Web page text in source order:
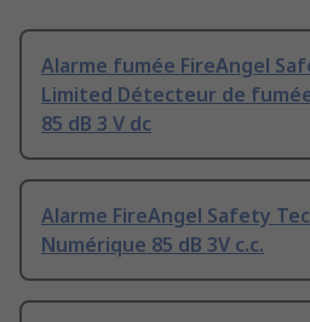
Alarme fumée FireAngel
Limited Détecteur de
85 dB 3 V dc
Alarme FireAngel Safety
Numérique 85 dB 3V c.c.